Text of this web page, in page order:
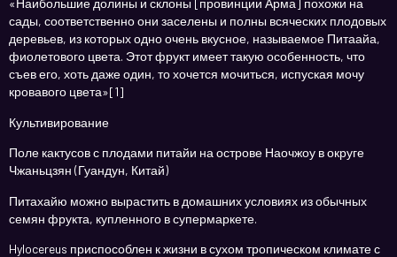
«Наибольшие долины и склоны [провинции Арма] похожи на
сады, соответственно они заселены и полны всяческих плодовых
деревьев, из которых одно очень вкусное, называемое Питаайа,
фиолетового цвета. Этот фрукт имеет такую особенность, что
съев его, хоть даже один, то хочется мочиться, испуская мочу
кровавого цвета»[1]
Культивирование
Поле кактусов с плодами питайи на острове Наочжоу в округе
Чжаньцзян (Гуандун, Китай)
Питахайю можно вырастить в домашних условиях из обычных
семян фрукта, купленного в супермаркете.
Hylocereus приспособлен к жизни в сухом тропическом климате с